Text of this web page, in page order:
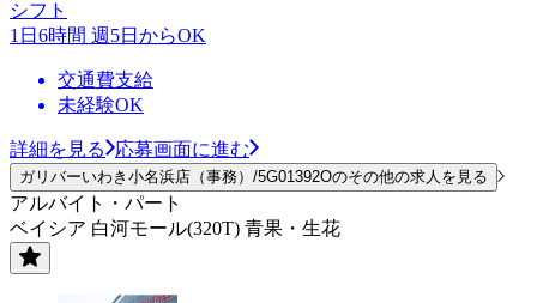
シフト
1日6時間 週5日からOK
交通費支給
未経験OK
詳細を見る 応募画面に進む
ガリバーいわき小名浜店（事務）/5G01392Oのその他の求人を見る
アルバイト・パート
ベイシア 白河モール(320T) 青果・生花